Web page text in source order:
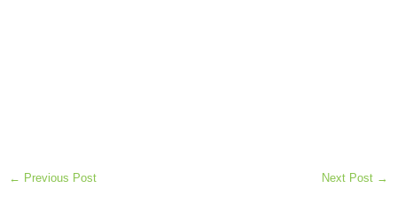
← Previous Post Next Post →